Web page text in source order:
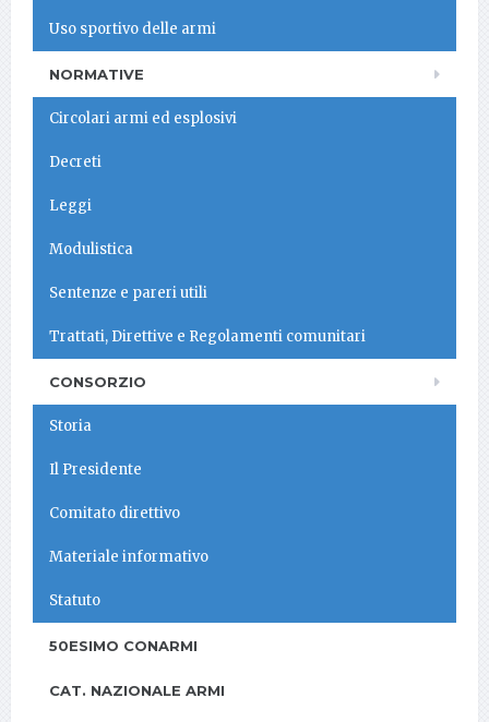
Uso sportivo delle armi
NORMATIVE
Circolari armi ed esplosivi
Decreti
Leggi
Modulistica
Sentenze e pareri utili
Trattati, Direttive e Regolamenti comunitari
CONSORZIO
Storia
Il Presidente
Comitato direttivo
Materiale informativo
Statuto
50ESIMO CONARMI
CAT. NAZIONALE ARMI